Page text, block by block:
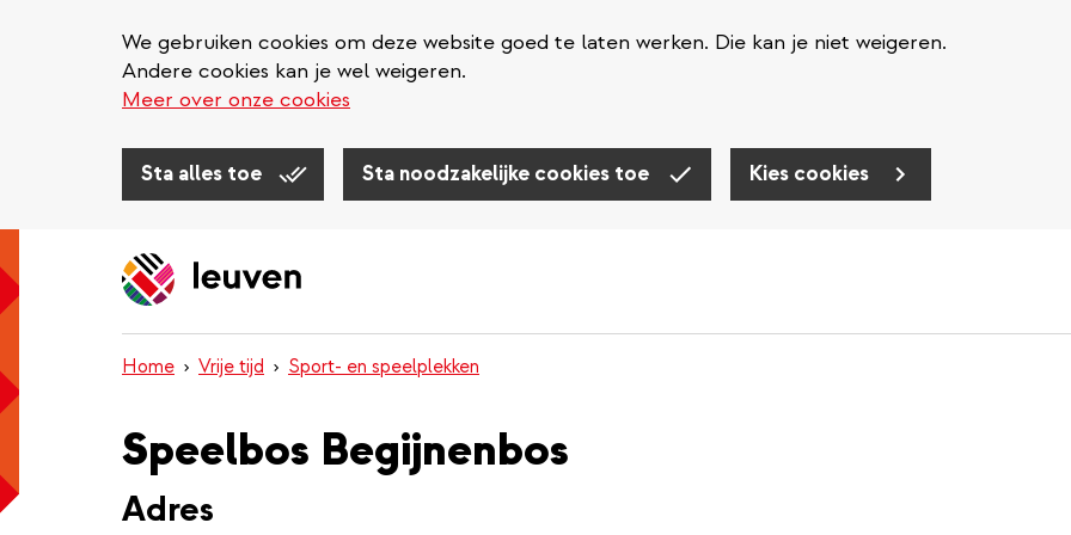
We gebruiken cookies om deze website goed te laten werken. Die kan je niet weigeren.
Andere cookies kan je wel weigeren.
Meer over onze cookies
Sta alles toe Sta noodzakelijke cookies toe Kies cookies
Home Vrije tijd Sport- en speelplekken
Speelbos Begijnenbos
Adres